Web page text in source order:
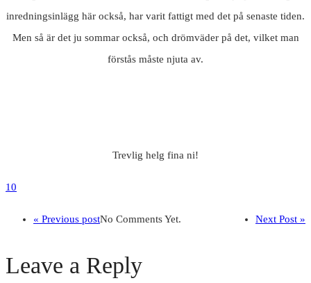
inredningsinlägg här också, har varit fattigt med det på senaste tiden.
Men så är det ju sommar också, och drömväder på det, vilket man
förstås måste njuta av.
Trevlig helg fina ni!
10
« Previous post Next Post »
No Comments Yet.
Leave a Reply